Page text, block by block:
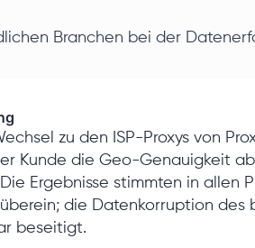
Branchen bei der
zu den ISP-Proxys von
Kunde die Geo-Genauigkeit
Ergebnisse stimmten in allen
die Datenkorruption des
beseitigt.